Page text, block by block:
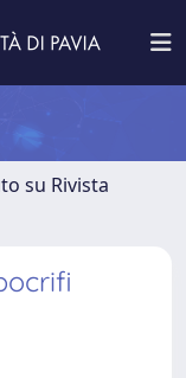
su Rivista